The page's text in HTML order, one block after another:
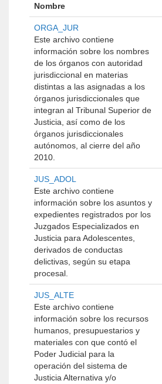
Nombre
ORGA_JUR
Este archivo contiene
información sobre los nombres
de los órganos con autoridad
jurisdiccional en materias
distintas a las asignadas a los
órganos jurisdiccionales que
integran al Tribunal Superior de
Justicia, así como de los
órganos jurisdiccionales
autónomos, al cierre del año
2010.
JUS_ADOL
Este archivo contiene
información sobre los asuntos y
expedientes registrados por los
Juzgados Especializados en
Justicia para Adolescentes,
derivados de conductas
delictivas, según su etapa
procesal.
JUS_ALTE
Este archivo contiene
información sobre los recursos
humanos, presupuestarios y
materiales con que contó el
Poder Judicial para la
operación del sistema de
Justicia Alternativa y/o